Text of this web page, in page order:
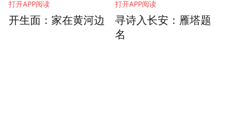
打开APP阅读
开生面：家在黄河边
打开APP阅读
寻诗入长安：雁塔题
名